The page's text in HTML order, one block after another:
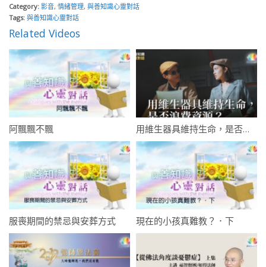
Category: 影音, 情緒管理, 與善知識心靈對話
Tags: 與善知識心靈對話
Related Videos
阿飄飄不飄 用維生器具維持生命，是否浪費資源？
服喪期間的禁忌與安葬方式 現在的小孩真難教？．下